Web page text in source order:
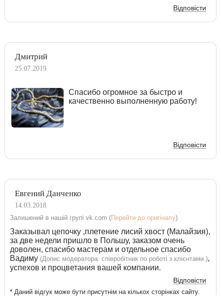
Відповісти
Дмитрий
25.07.2019
Спасибо огромное за быстро и
качественно выполненную работу!
Відповісти
Евгений Данченко
14.03.2018
Залишений в нашій групі vk.com (Перейти до оригіналу)
Заказывал цепочку ,плетение лисий хвост (Малайзия),
за две недели пришло в Польшу, заказом очень
доволен, спасибо мастерам и отдельное спасибо
Вадиму (Допис модератора: співробітник по роботі з клієнтами.),
успехов и процветания вашей компании.
Відповісти
* Даний відгук може бути присутнім на кількох сторінках сайту.